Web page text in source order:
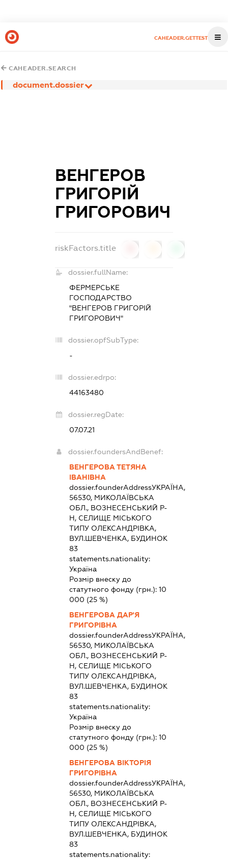
CAHEADER.GETTEST
CAHEADER.SEARCH
document.dossier
ВЕНГЕРОВ
ГРИГОРІЙ
ГРИГОРОВИЧ
riskFactors.title
dossier.fullName:
ФЕРМЕРСЬКЕ
ГОСПОДАРСТВО
"ВЕНГЕРОВ ГРИГОРІЙ
ГРИГОРОВИЧ"
dossier.opfSubType:
-
dossier.edrpo:
44163480
dossier.regDate:
07.07.21
dossier.foundersAndBenef:
ВЕНГЕРОВА ТЕТЯНА
ІВАНІВНА
dossier.founderAddressУКРАЇНА,
56530, МИКОЛАЇВСЬКА
ОБЛ., ВОЗНЕСЕНСЬКИЙ Р-
Н, СЕЛИЩЕ МІСЬКОГО
ТИПУ ОЛЕКСАНДРІВКА,
ВУЛ.ШЕВЧЕНКА, БУДИНОК
83
statements.nationality:
Україна
Розмір внеску до
статутного фонду (грн.):10
000 (25 %)
ВЕНГЕРОВА ДАР'Я
ГРИГОРІВНА
dossier.founderAddressУКРАЇНА,
56530, МИКОЛАЇВСЬКА
ОБЛ., ВОЗНЕСЕНСЬКИЙ Р-
Н, СЕЛИЩЕ МІСЬКОГО
ТИПУ ОЛЕКСАНДРІВКА,
ВУЛ.ШЕВЧЕНКА, БУДИНОК
83
statements.nationality:
Україна
Розмір внеску до
статутного фонду (грн.):10
000 (25 %)
ВЕНГЕРОВА ВІКТОРІЯ
ГРИГОРІВНА
dossier.founderAddressУКРАЇНА,
56530, МИКОЛАЇВСЬКА
ОБЛ., ВОЗНЕСЕНСЬКИЙ Р-
Н, СЕЛИЩЕ МІСЬКОГО
ТИПУ ОЛЕКСАНДРІВКА,
ВУЛ.ШЕВЧЕНКА, БУДИНОК
83
statements.nationality: